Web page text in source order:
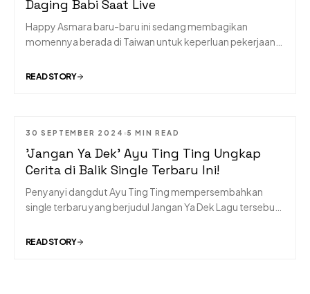
Daging Babi Saat Live
Happy Asmara baru-baru ini sedang membagikan
momennya berada di Taiwan untuk keperluan pekerjaan.
media sosialnya tiba-tiba panik saat membaca komentar
READ STORY
MUSIC
30 SEPTEMBER 2024 5 MIN READ
'Jangan Ya Dek' Ayu Ting Ting Ungkap
Cerita di Balik Single Terbaru Ini!
Penyanyi dangdut Ayu Ting Ting mempersembahkan
single terbaru yang berjudul Jangan Ya Dek Lagu tersebut
baru. Jangan Ya Dek sekaligus menandai kembali
READ STORY